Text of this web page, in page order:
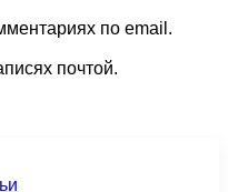
по email.
почтой.